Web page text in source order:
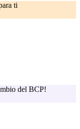
ti
del BCP!